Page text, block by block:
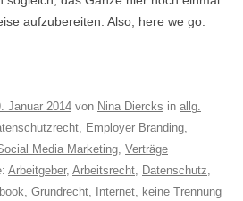
aufzubereiten. Also, here we go:
Januar 2014 von Nina Diercks in allg.
, Employer Branding,
Media Marketing, Verträge
Arbeitgeber, Arbeitsrecht, Datenschutz,
, Grundrecht, Internet, keine Trennung